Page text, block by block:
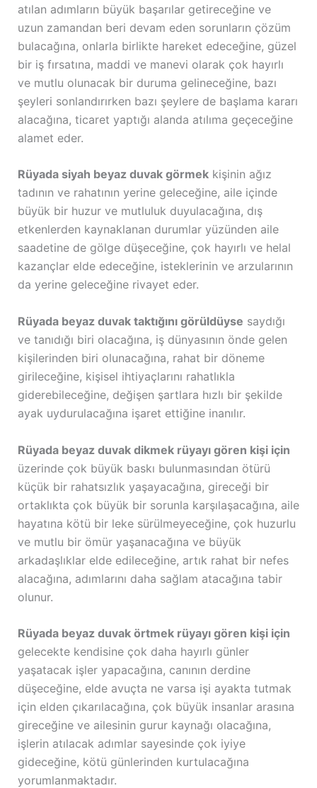
atılan adımların büyük başarılar getireceğine ve
uzun zamandan beri devam eden sorunların çözüm
bulacağına, onlarla birlikte hareket edeceğine, güzel
bir iş fırsatına, maddi ve manevi olarak çok hayırlı
ve mutlu olunacak bir duruma gelineceğine, bazı
şeyleri sonlandırırken bazı şeylere de başlama kararı
alacağına, ticaret yaptığı alanda atılıma geçeceğine
alamet eder.
Rüyada siyah beyaz duvak görmekkişinin ağız
tadının ve rahatının yerine geleceğine, aile içinde
büyük bir huzur ve mutluluk duyulacağına, dış
etkenlerden kaynaklanan durumlar yüzünden aile
saadetine de gölge düşeceğine, çok hayırlı ve helal
kazançlar elde edeceğine, isteklerinin ve arzularının
da yerine geleceğine rivayet eder.
Rüyada beyaz duvak taktığını görüldüyse saydığı
ve tanıdığı biri olacağına, iş dünyasının önde gelen
kişilerinden biri olunacağına, rahat bir döneme
girileceğine, kişisel ihtiyaçlarını rahatlıkla
giderebileceğine, değişen şartlara hızlı bir şekilde
ayak uydurulacağına işaret ettiğine inanılır.
Rüyada beyaz duvak dikmek rüyayı gören kişi için
üzerinde çok büyük baskı bulunmasından ötürü
küçük bir rahatsızlık yaşayacağına, gireceği bir
ortaklıkta çok büyük bir sorunla karşılaşacağına, aile
hayatına kötü bir leke sürülmeyeceğine, çok huzurlu
ve mutlu bir ömür yaşanacağına ve büyük
arkadaşlıklar elde edileceğine, artık rahat bir nefes
alacağına, adımlarını daha sağlam atacağına tabir
olunur.
Rüyada beyaz duvak örtmek rüyayı gören kişi için
gelecekte kendisine çok daha hayırlı günler
yaşatacak işler yapacağına, canının derdine
düşeceğine, elde avuçta ne varsa işi ayakta tutmak
için elden çıkarılacağına, çok büyük insanlar arasına
gireceğine ve ailesinin gurur kaynağı olacağına,
işlerin atılacak adımlar sayesinde çok iyiye
gideceğine, kötü günlerinden kurtulacağına
yorumlanmaktadır.